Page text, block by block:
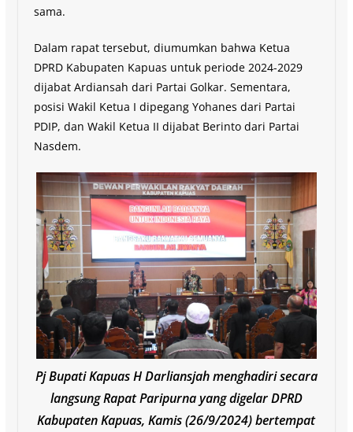
sama.
Dalam rapat tersebut, diumumkan bahwa Ketua
DPRD Kabupaten Kapuas untuk periode 2024-2029
dijabat Ardiansah dari Partai Golkar. Sementara,
posisi Wakil Ketua I dipegang Yohanes dari Partai
PDIP, dan Wakil Ketua II dijabat Berinto dari Partai
Nasdem.
Pj Bupati Kapuas H Darliansjah menghadiri secara
langsung Rapat Paripurna yang digelar DPRD
Kabupaten Kapuas, Kamis (26/9/2024) bertempat